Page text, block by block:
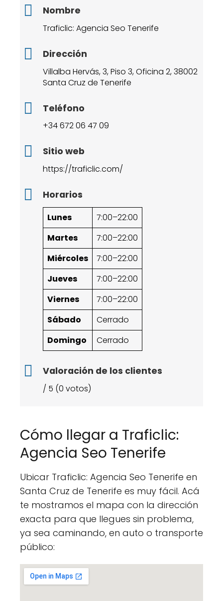
Nombre
Traficlic: Agencia Seo Tenerife
Dirección
Villalba Hervás, 3, Piso 3, Oficina 2, 38002
Santa Cruz de Tenerife
Teléfono
+34 672 06 47 09
Sitio web
https://traficlic.com/
Horarios
Lunes
7:00–22:00
Martes
7:00–22:00
Miércoles
7:00–22:00
Jueves
7:00–22:00
Viernes
7:00–22:00
Sábado
Cerrado
Domingo
Cerrado
Valoración de los clientes
/ 5 (0 votos)
Cómo llegar a Traficlic:
Agencia Seo Tenerife
Ubicar Traficlic: Agencia Seo Tenerife en
Santa Cruz de Tenerife es muy fácil. Acá
te mostramos el mapa con la dirección
exacta para que llegues sin problema,
ya sea caminando, en auto o transporte
público: